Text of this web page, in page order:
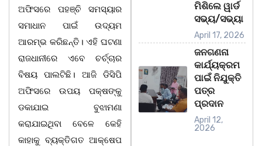
ଅଫିସରେ ପହଞ୍ଚି ସମସ୍ୟାର
ସମାଧାନ ପାଇଁ ଉଦ୍ୟମ
ଆରମ୍ଭ କରିଛନ୍ତି। ଏହି ଘଟଣା
ରାଜଧାନୀରେ ଏବେ ଚର୍ଚ୍ଚାର
ବିଷୟ ପାଲଟିଛି। ଆଜି ଡିସିପି
ଅଫିସରେ ଉପୟ ପକ୍ଷଙ୍କୁ
ଡକାଯାଇ ବୁଝାମଣା
କରାଯାଇଥିବା ବେଳେ କେହି
କାହାକୁ ବ୍ୟକ୍ତିଗତ ଆକ୍ଷେପ
ମିଶିଲେ ୱାର୍ଡ
ସଭ୍ୟ/ସଭ୍ୟା
April 17, 2026
ଜନଗଣନା
କାର୍ଯ୍ୟକ୍ରମ
ପାଇଁ ନିଯୁକ୍ତି
ପତ୍ର
ପ୍ରଦାନ
April 12,
2026